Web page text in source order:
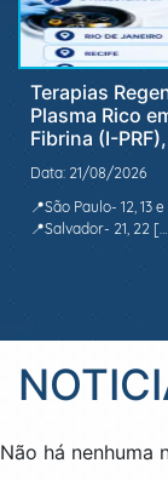
Terapias
Plasma Rico
Fibrina (I-
Data: 21/08/2026
📍São Paulo- 12, 13
📍Salvador- 21, 22
Não há nenhuma